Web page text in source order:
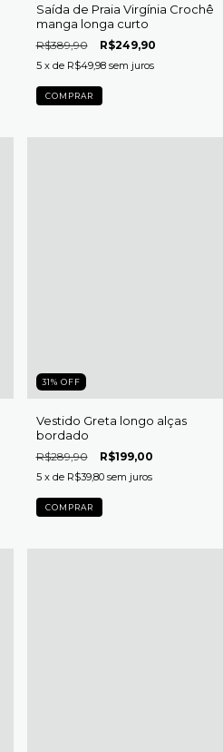
Saída de Praia Virgínia Crochê
manga longa curto
R$389,90 R$249,90
5 x de R$49,98 sem juros
COMPRAR
31% OFF
Vestido Greta longo alças
bordado
R$289,90 R$199,00
5 x de R$39,80 sem juros
COMPRAR